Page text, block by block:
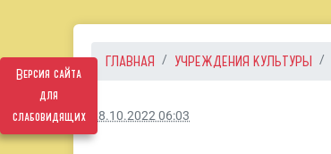
Версия сайта
для
слабовидящих
ГЛАВНАЯ УЧРЕЖДЕНИЯ КУЛЬТУРЫ
28.10.2022 06:03